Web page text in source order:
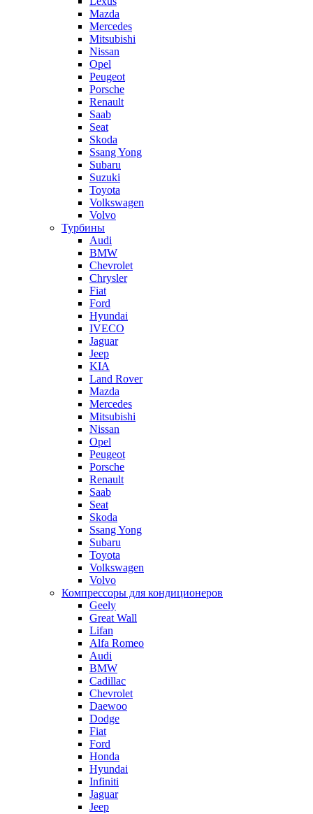
Mazda
Mercedes
Mitsubishi
Nissan
Opel
Peugeot
Porsche
Renault
Saab
Seat
Skoda
Ssang Yong
Subaru
Suzuki
Toyota
Volkswagen
Volvo
Турбины
Audi
BMW
Chevrolet
Chrysler
Fiat
Ford
Hyundai
IVECO
Jaguar
Jeep
KIA
Land Rover
Mazda
Mercedes
Mitsubishi
Nissan
Opel
Peugeot
Porsche
Renault
Saab
Seat
Skoda
Ssang Yong
Subaru
Toyota
Volkswagen
Volvo
Компрессоры для кондиционеров
Geely
Great Wall
Lifan
Alfa Romeo
Audi
BMW
Cadillac
Chevrolet
Daewoo
Dodge
Fiat
Ford
Honda
Hyundai
Infiniti
Jaguar
Jeep